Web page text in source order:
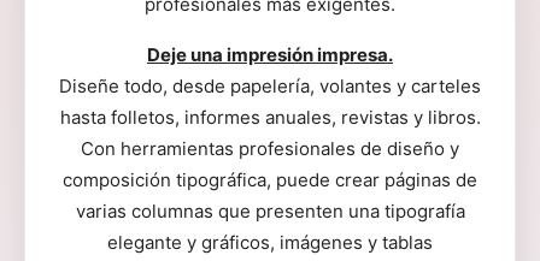
Deje una impresión impresa.
Diseñe todo, desde papelería, volantes y carteles
hasta folletos, informes anuales, revistas y libros.
Con herramientas profesionales de diseño y
composición tipográfica, puede crear páginas de
varias columnas que presenten una tipografía
elegante y gráficos, imágenes y tablas